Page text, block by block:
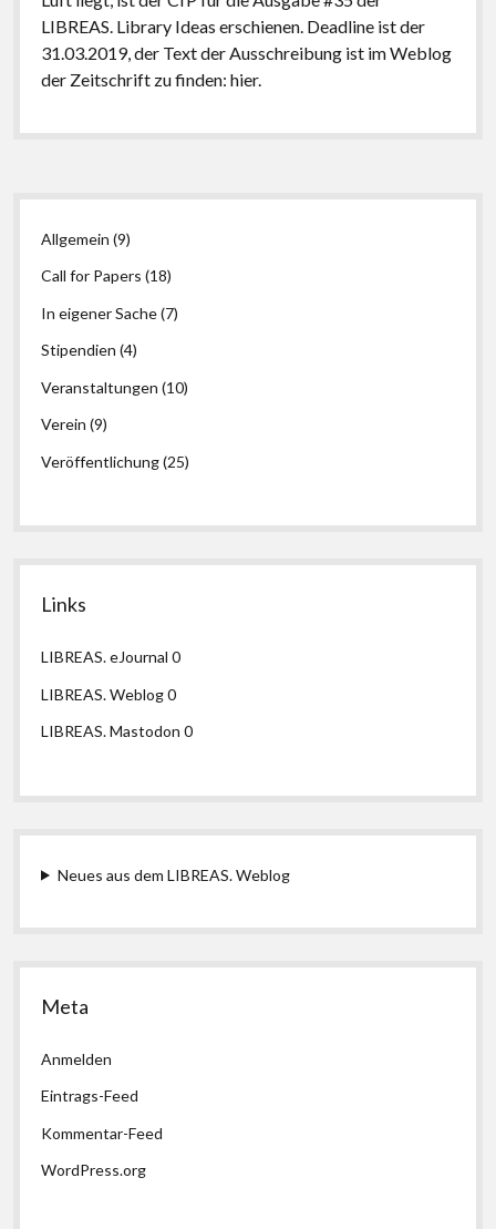
LIBREAS. Library Ideas erschienen. Deadline ist der
31.03.2019, der Text der Ausschreibung ist im Weblog
der Zeitschrift zu finden: hier.
Seitenleiste
Allgemein (9)
Call for Papers (18)
In eigener Sache(7)
Stipendien (4)
Veranstaltungen (10)
Verein (9)
Veröffentlichung(25)
Links
LIBREAS. eJournal 0
LIBREAS. Weblog0
LIBREAS. Mastodon 0
Neues aus dem LIBREAS. Weblog
Meta
Anmelden
Eintrags-Feed
Kommentar-Feed
WordPress.org